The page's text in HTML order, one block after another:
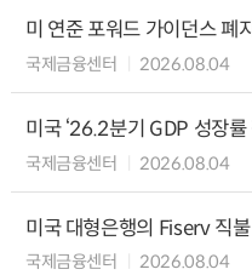
미 연준 포워드 가이던스 폐
국제금융센터 2026.08.04
미국 ‘26.2분기 GDP 성장
국제금융센터 2026.08.04
미국 대형은행의 Fiserv 직
국제금융센터 2026.08.04